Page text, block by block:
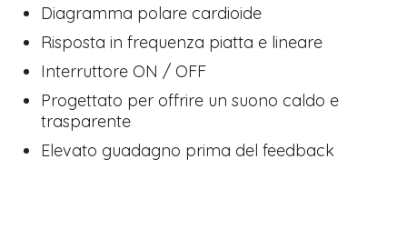
Diagramma polare cardioide
Risposta in frequenza piatta e lineare
Interruttore ON / OFF
Progettato per offrire un suono caldo e
trasparente
Elevato guadagno prima del feedback